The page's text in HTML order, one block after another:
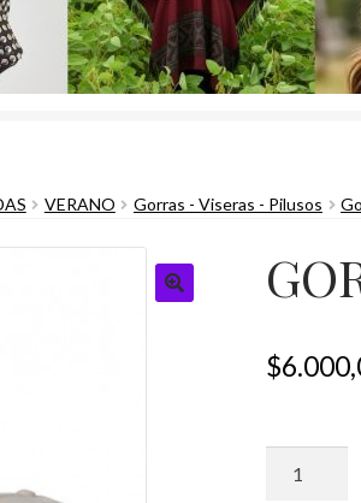
VERANO Gorras - Viseras - Pilusos
$